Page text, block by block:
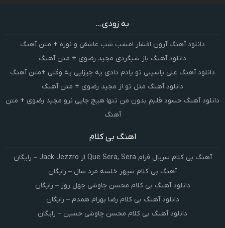
به زودی...
دانلود آهنگ آرون افشار امشب شب عاشقی و نوره + متن آهنگ
دانلود آهنگ باز شبگردی مجید رضوی + متن آهنگ
دانلود آهنگ علی یاسینی تو یادم دادی یه چیزایی یه وقتی +متن آهنگ
دانلود آهنگ مثل تو از مجید رضوی + متن آهنگ
دانلود آهنگ حسود قلبم بدون من تنها هیچ جایی نرو مجید رضوی + متن
آهنگ
اهنگ بی کلام
آهنگ بی کلام سریال فرام Que Sera, Sera از Jack Jezzro – رایگان
آهنگ بی کلام سپهر خلسه مرد سال – رایگان
دانلود آهنگ بی کلام محسن چاوشی چهل روز – رایگان
دانلود آهنگ بی کلام رضا بهرام همدم – رایگان
دانلود آهنگ بی کلام محسن چاوشی حسین – رایگان